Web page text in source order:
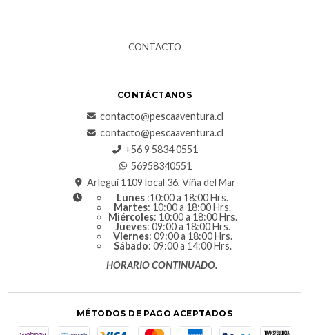
CONTACTO
CONTÁCTANOS
contacto@pescaaventura.cl
contacto@pescaaventura.cl
+56 9 5834 0551
56958340551
Arlegui 1109 local 36, Viña del Mar
Lunes :10:00 a 18:00 Hrs.
Martes: 10:00 a 18:00 Hrs.
Miércoles: 10:00 a 18:00 Hrs.
Jueves: 09:00 a 18:00 Hrs.
Viernes: 09:00 a 18:00 Hrs.
Sábado: 09:00 a 14:00 Hrs.
HORARIO CONTINUADO.
MÉTODOS DE PAGO ACEPTADOS